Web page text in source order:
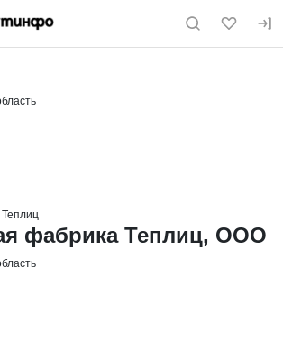
по сайту fruitinfo.ru
компаниио компании
сайту
о компании
фабрика Теплиц, ООО